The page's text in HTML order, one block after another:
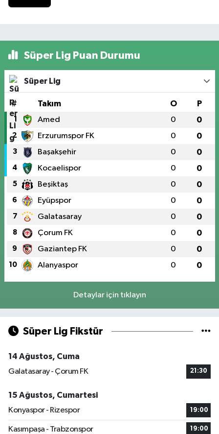
Süper Lig Puan Durumu
Süper Lig
# Takım O P
1 Amed 0 0
2 Erzurumspor FK 0 0
3 Başakşehir 0 0
4 Kocaelispor 0 0
5 Beşiktaş 0 0
6 Eyüpspor 0 0
7 Galatasaray 0 0
8 Çorum FK 0 0
9 Gaziantep FK 0 0
10 Alanyaspor 0 0
Detaylar için tıklayın
Süper Lig Fikstür
14 Ağustos, Cuma
Galatasaray - Çorum FK
21:30
15 Ağustos, Cumartesi
Konyaspor - Rizespor
19:00
Kasımpaşa - Trabzonspor 19:00